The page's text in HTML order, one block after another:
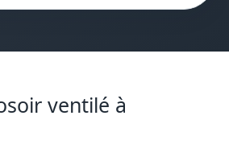
ventilé à